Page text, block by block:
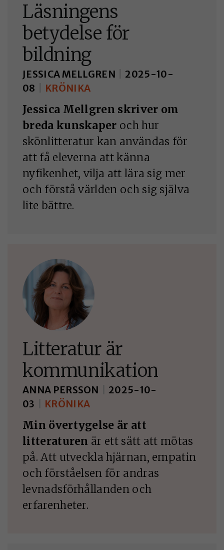
Läsningens
betydelse för
bildning
JESSICA MELLGREN
2025-10-
08
KRÖNIKA
Jessica Mellgren skriver om
breda kunskaper och hur
skönlitteratur kan användas för
att få eleverna att känna
nyfikenhet, vilja att lära sig mer
och förstå världen och sig själva
lite bättre.
Litteratur är
kommunikation
ANNA PERSSON
2025-10-
03
KRÖNIKA
Min övertygelse är att
litteraturen är ett sätt att mötas
på. Att utveckla hjärnan, empatin
och förståelsen för andras
levnadsförhållanden och
erfarenheter.